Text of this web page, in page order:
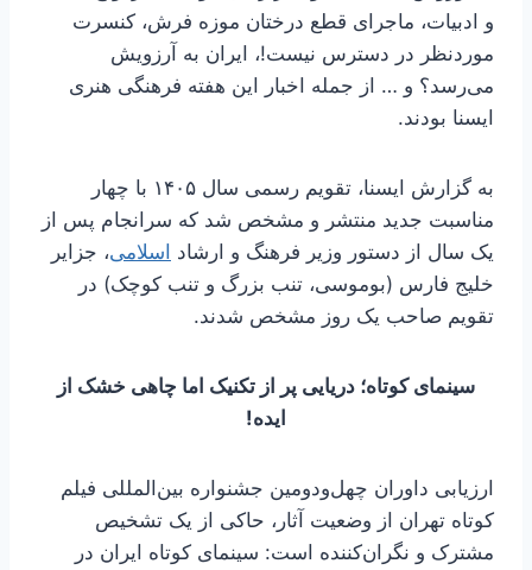
و ادبیات، ماجرای قطع درختان موزه فرش، کنسرت‌
موردنظر در دسترس نیست!، ایران به آرزویش
می‌رسد؟ و … از جمله اخبار این هفته فرهنگی هنری
ایسنا بودند.
به گزارش ایسنا، تقویم رسمی سال ۱۴۰۵ با چهار
مناسبت جدید منتشر و مشخص شد که سرانجام پس از
یک سال از دستور وزیر فرهنگ و ارشاد اسلامی، جزایر
خلیج فارس (بوموسی، تنب بزرگ و تنب کوچک) در
تقویم صاحب یک روز مشخص شدند.
سینمای کوتاه؛ دریایی پر از تکنیک اما چاهی خشک از
ایده!
ارزیابی داوران چهل‌ودومین جشنواره بین‌المللی فیلم
کوتاه تهران از وضعیت آثار، حاکی از یک تشخیص
مشترک و نگران‌کننده است: سینمای کوتاه ایران در